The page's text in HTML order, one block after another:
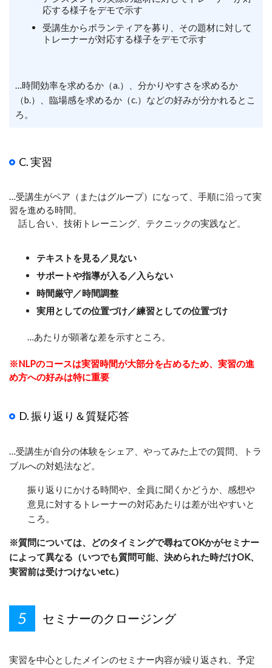
応する様子をデモで示す
受講生からボランティアを募り、その題材に対して
トレーナーが対応する様子をデモで示す
…時間効率を求めるか（a.）、分かりやすさを求めるか
（b.）、臨場感を求めるか（c.）などの好みが分かれるとこ
ろ。
C. 実習
…受講生がペア（またはグループ）になって、手順に沿って実
習を進める時間。
話し合い、技術トレーニング、テクニックの実践など。
テキストを見る／見ない
サポートや指導が入る／入らない
時間厳守／時間調整
実用としての位置づけ／練習としての位置づけ
…あたりが顕著な差を示すところ。
※NLPのコースは実習時間が大部分を占めるため、実習の進
め方への好みは特に重要
D. 振り返り＆質疑応答
…受講生が自分の体験をシェア、やってみた上での質問、トラ
ブルへの対処法など。
振り返りにかける時間や、全員に聞くかどうか、感想や
意見に対するトレーナーの対応あたりは差が出やすいと
ころ。
※質問については、どのタイミングで尋ねてOKかがセミナー
によって異なる（いつでも質問可能、決められた時だけOK、
実習前は受けつけないetc.）
セミナーのクロージング
実習を中心としたメインのセミナー内容が繰り返され、予定